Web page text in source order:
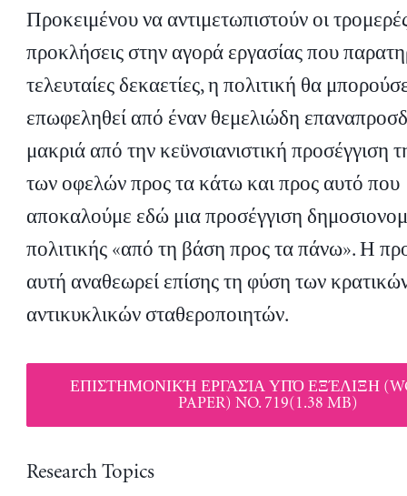
Προκειμένου να αντιμετωπιστούν οι
προκλήσεις στην αγορά εργασίας που
τελευταίες δεκαετίες, η πολιτική θα
επωφεληθεί από έναν θεμελιώδη
μακριά από την κεϋνσιανιστική προσέγγιση
των οφελών προς τα κάτω και προς αυτό που
αποκαλούμε εδώ μια προσέγγιση
πολιτικής «από τη βάση προς τα πάνω». Η
αυτή αναθεωρεί επίσης τη φύση των
αντικυκλικών σταθεροποιητών.
ΕΠΙΣΤΗΜΟΝΙΚΉ ΕΡΓΑΣΊΑ ΥΠΌ ΕΞΈΛΙΞΗ
PAPER) NO. 719(1.38 MB)
Research Topics